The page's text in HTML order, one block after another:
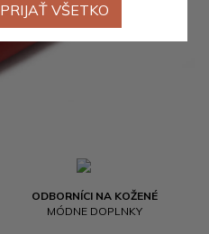
ODBORNÍCI NA KOŽENÉ
MÓDNE DOPLNKY
PRIJAŤ VŠETKO